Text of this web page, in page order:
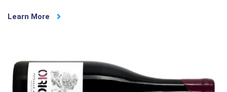
Learn More